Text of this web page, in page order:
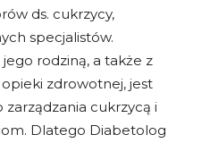
ds. cukrzycy,
specjalistów.
rodziną, a także z
zdrowotnej, jest
cukrzycą i
Dlatego Diabetolog